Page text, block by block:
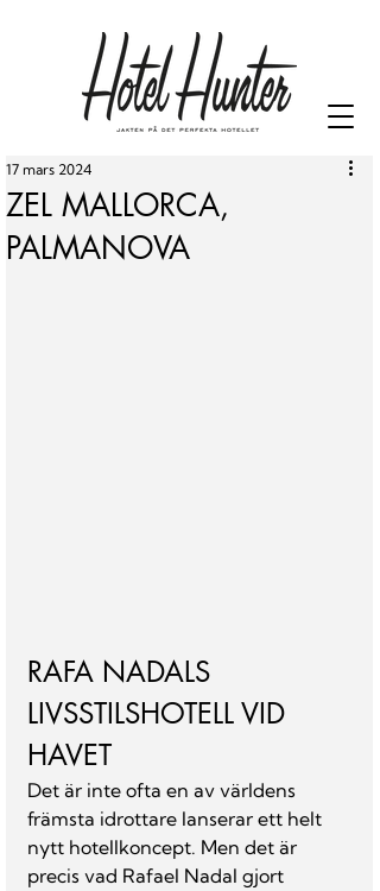
ZEL MALLORCA,
PALMANOVA
17 mars 2024
RAFA NADALS
LIVSSTILSHOTELL VID
HAVET
Det är inte ofta en av världens
främsta idrottare lanserar ett helt
nytt hotellkoncept. Men det är
precis vad Rafael Nadal gjort